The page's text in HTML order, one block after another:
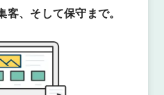
客、そして保守まで。